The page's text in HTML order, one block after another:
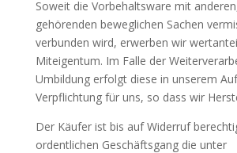
Soweit die Vorbehaltsware mit
gehörenden beweglichen Sachen
verbunden wird, erwerben wir
Miteigentum. Im Falle der
Umbildung erfolgt diese in unserem
Verpflichtung für uns, so dass wir
Der Käufer ist bis auf Widerruf
ordentlichen Geschäftsgang die unter